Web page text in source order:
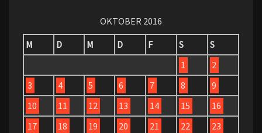
OKTOBER 2016
M
D M D F S
S
1
2
3
4 5 6 7 8
9
10
11 12 13 14 15
16
17
18 19 20 21 22
23